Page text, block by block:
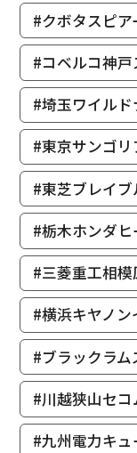
#クボタスピ
#コベルコ神
#埼玉ワイルド
#東京サンゴリ
#東芝ブレイ
#栃木ホンダヒ
#三菱重工相
#横浜キヤノン
#ブラックラム
#川越狭山セコ
#九州電力キ